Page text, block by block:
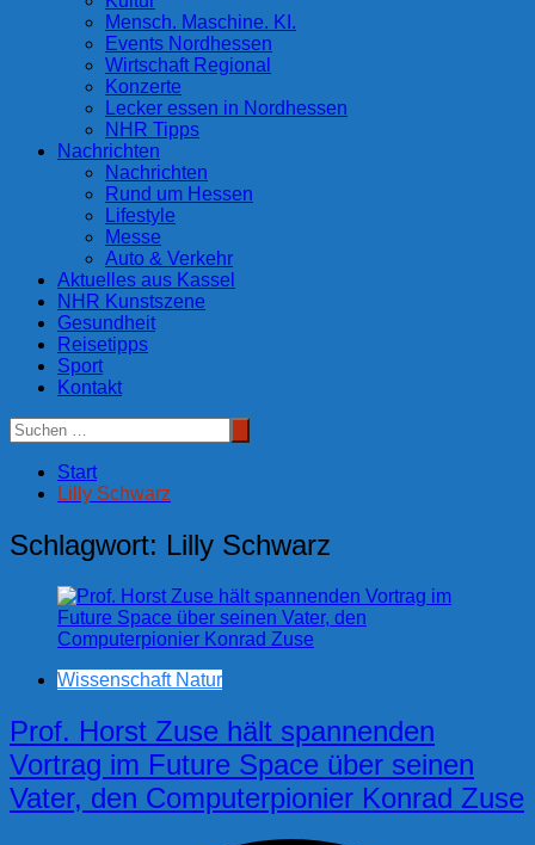
Mensch. Maschine. KI.
Events Nordhessen
Wirtschaft Regional
Konzerte
Lecker essen in Nordhessen
NHR Tipps
Nachrichten
Nachrichten
Rund um Hessen
Lifestyle
Messe
Auto & Verkehr
Aktuelles aus Kassel
NHR Kunstszene
Gesundheit
Reisetipps
Sport
Kontakt
Start
Lilly Schwarz
Schlagwort: Lilly Schwarz
Wissenschaft Natur
Prof. Horst Zuse hält spannenden
Vortrag im Future Space über seinen
Vater, den Computerpionier Konrad Zuse